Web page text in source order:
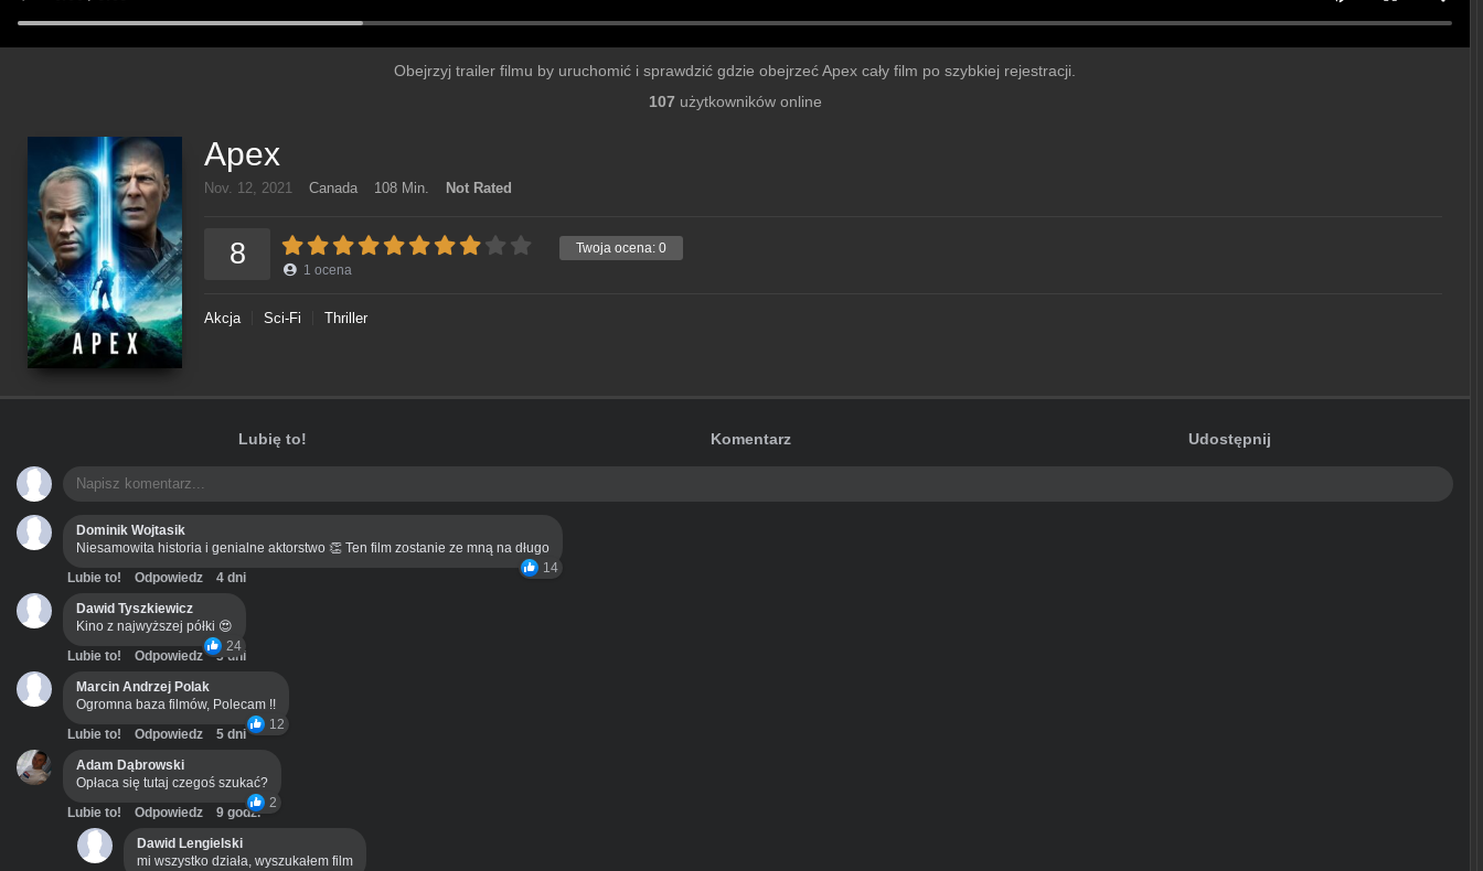
Obejrzyj trailer filmu by uruchomić i sprawdzić gdzie obejrzeć Apex cały film po szybkiej rejestracji.
107 użytkowników online
Apex
Nov. 12, 2021 Canada 108 Min. Not Rated
Twoja ocena: 0
8 1 ocena
Akcja Sci-Fi Thriller
Lubię to! Komentarz Udostępnij
Dominik Wojtasik
Niesamowita historia i genialne aktorstwo 👏 Ten film zostanie ze mną na długo
14
Lubie to! Odpowiedz
4 dni
Dawid Tyszkiewicz
Kino z najwyższej półki 😍
24
Lubie to! Odpowiedz
3 dni
Marcin Andrzej Polak
Ogromna baza filmów, Polecam !!
12
Lubie to! Odpowiedz
5 dni
Adam Dąbrowski
Opłaca się tutaj czegoś szukać?
2
Lubie to! Odpowiedz
9 godz.
Dawid Lengielski
mi wszystko działa, wyszukałem film